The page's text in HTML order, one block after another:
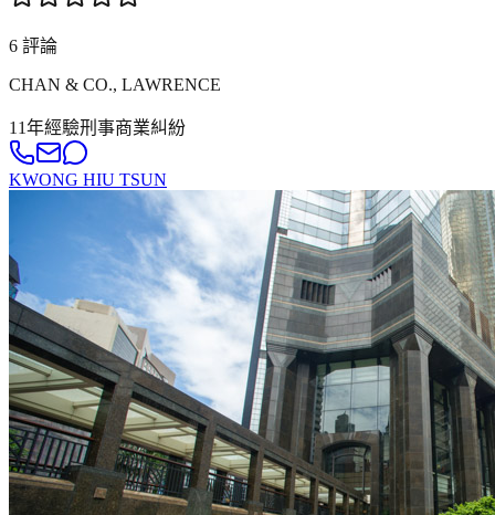
6 評論
CHAN & CO., LAWRENCE
11年經驗刑事商業糾紛
KWONG HIU TSUN